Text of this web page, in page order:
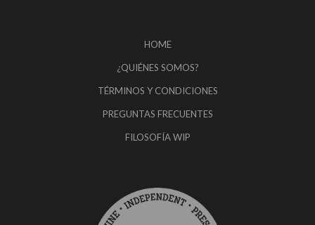
HOME
¿QUIÉNES SOMOS?
TÉRMINOS Y CONDICIONES
PREGUNTAS FRECUENTES
FILOSOFÍA WIP